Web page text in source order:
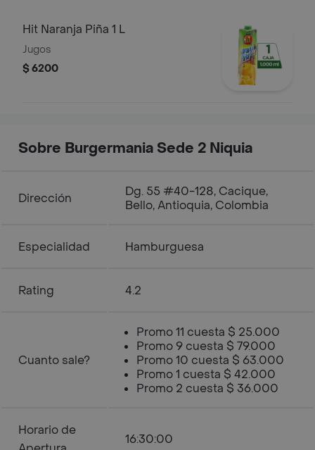
Hit Naranja Piña 1 L
Jugos
$ 6200
Sobre Burgermania Sede 2 Niquia
Dirección
Dg. 55 #40-128, Cacique,
Bello, Antioquia, Colombia
Especialidad Hamburguesa
Rating 4.2
Cuanto sale?
Promo 11 cuesta $ 25.000
Promo 9 cuesta $ 79.000
Promo 10 cuesta $ 63.000
Promo 1 cuesta $ 42.000
Promo 2 cuesta $ 36.000
Horario de
16:30:00